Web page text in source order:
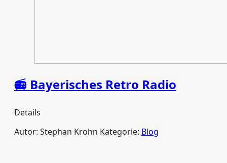
📻 Bayerisches Retro Radio
Details
Autor: Stephan Krohn Kategorie: Blog